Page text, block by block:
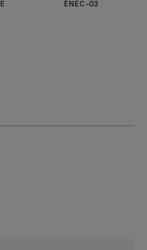
ENEC-03